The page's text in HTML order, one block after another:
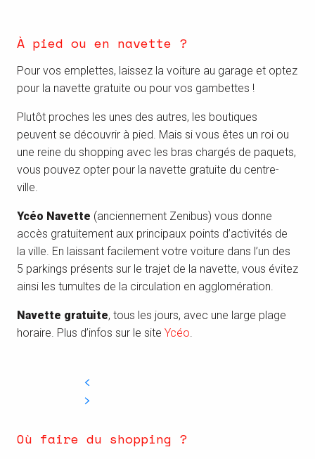
À pied ou en navette ?
Pour vos emplettes, laissez la voiture au garage et optez
pour la navette gratuite ou pour vos gambettes !
Plutôt proches les unes des autres, les boutiques
peuvent se découvrir à pied. Mais si vous êtes un roi ou
une reine du shopping avec les bras chargés de paquets,
vous pouvez opter pour la navette gratuite du centre-
ville.
Ycéo Navette (anciennement Zenibus) vous donne
accès gratuitement aux principaux points d’activités de
la ville. En laissant facilement votre voiture dans l’un des
5 parkings présents sur le trajet de la navette, vous évitez
ainsi les tumultes de la circulation en agglomération.
Navette gratuite, tous les jours, avec une large plage
horaire. Plus d’infos sur le site Ycéo.
Où faire du shopping ?